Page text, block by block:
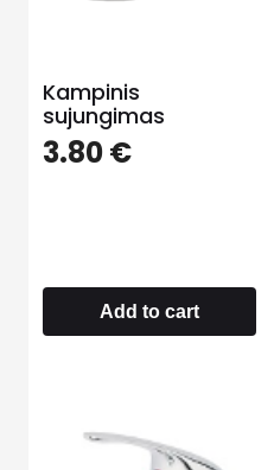
Kampinis
sujungimas
3.80€
Add to cart